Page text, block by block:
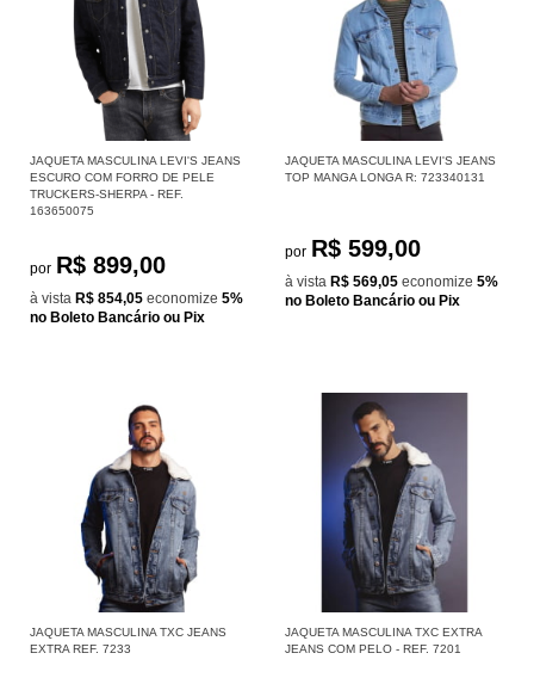
JAQUETA MASCULINA LEVI'S JEANS
ESCURO COM FORRO DE PELE
TRUCKERS-SHERPA - REF.
163650075
por R$ 899,00
à vista R$ 854,05 economize 5%
no Boleto Bancário ou Pix
JAQUETA MASCULINA LEVI'S JEANS
TOP MANGA LONGA R: 723340131
por R$ 599,00
à vista R$ 569,05 economize 5%
no Boleto Bancário ou Pix
JAQUETA MASCULINA TXC JEANS
EXTRA REF. 7233
JAQUETA MASCULINA TXC EXTRA
JEANS COM PELO - REF. 7201